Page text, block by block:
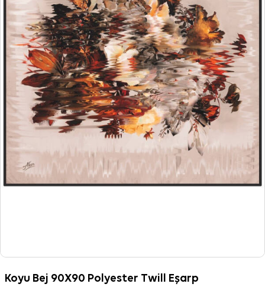
Koyu Bej 90X90 Polyester Twill Eşarp